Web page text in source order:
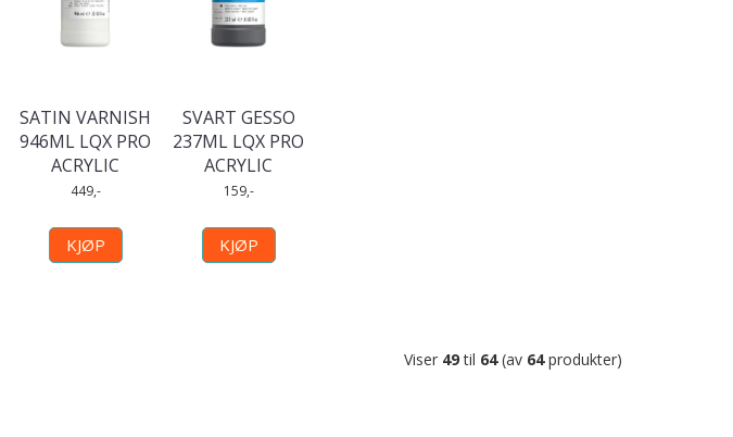
SATIN VARNISH
946ML LQX PRO
ACRYLIC
449,-
KJØP
SVART GESSO
237ML LQX PRO
ACRYLIC
159,-
KJØP
Viser 49til 64(av 64produkter)